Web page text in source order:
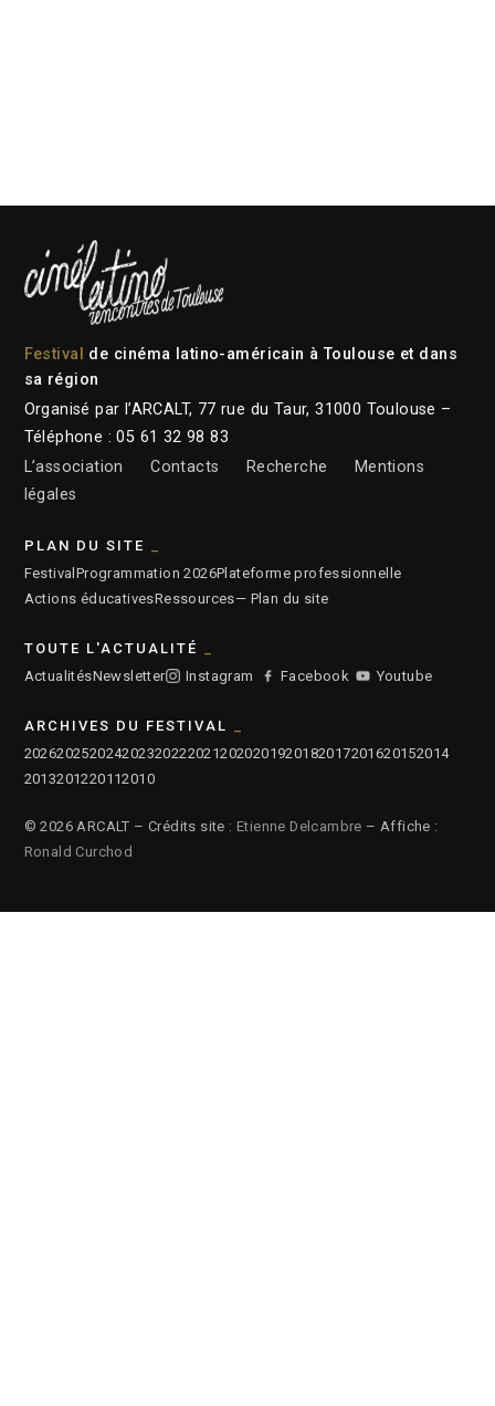
Festival
de cinéma latino-américain à Toulouse et dans
sa région
Organisé par l’ARCALT, 77 rue du Taur, 31000 Toulouse –
Téléphone : 05 61 32 98 83
L’association
Contacts Recherche
Mentions
légales
PLAN DU SITE
Festival Programmation 2026Plateforme professionnelle
Actions éducativesRessources— Plan du site
TOUTE L'ACTUALITÉ
ActualitésNewsletter Instagram Facebook Youtube
ARCHIVES DU FESTIVAL
2026202520242023202220212020201920182017201620152014
2013201220112010
© 2026 ARCALT – Crédits site : Etienne Delcambre – Affiche :
Ronald Curchod